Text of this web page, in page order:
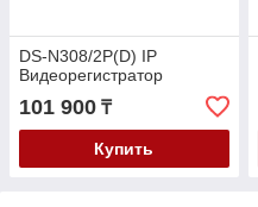
DS-N308/2P(D) IP
Видеорегистратор
101 900 ₸
Купить